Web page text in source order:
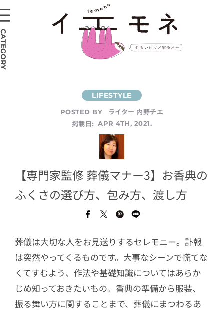
POSTED BY
ライター 内野チエ
掲載日: APR 4TH, 2021.
【専門家監修 葬儀マナー3】お香典の
ふくさの選び方、包み方、渡し方
葬儀は大切な人をお見送りするセレモニー。訃報
は突然やってくるものです。大事なシーンで慌てな
くてすむよう、作法や基礎知識についてはあらか
じめ知っておきたいもの。香典の準備から服装、
振る舞い方に関することまで、葬儀にまつわるあ